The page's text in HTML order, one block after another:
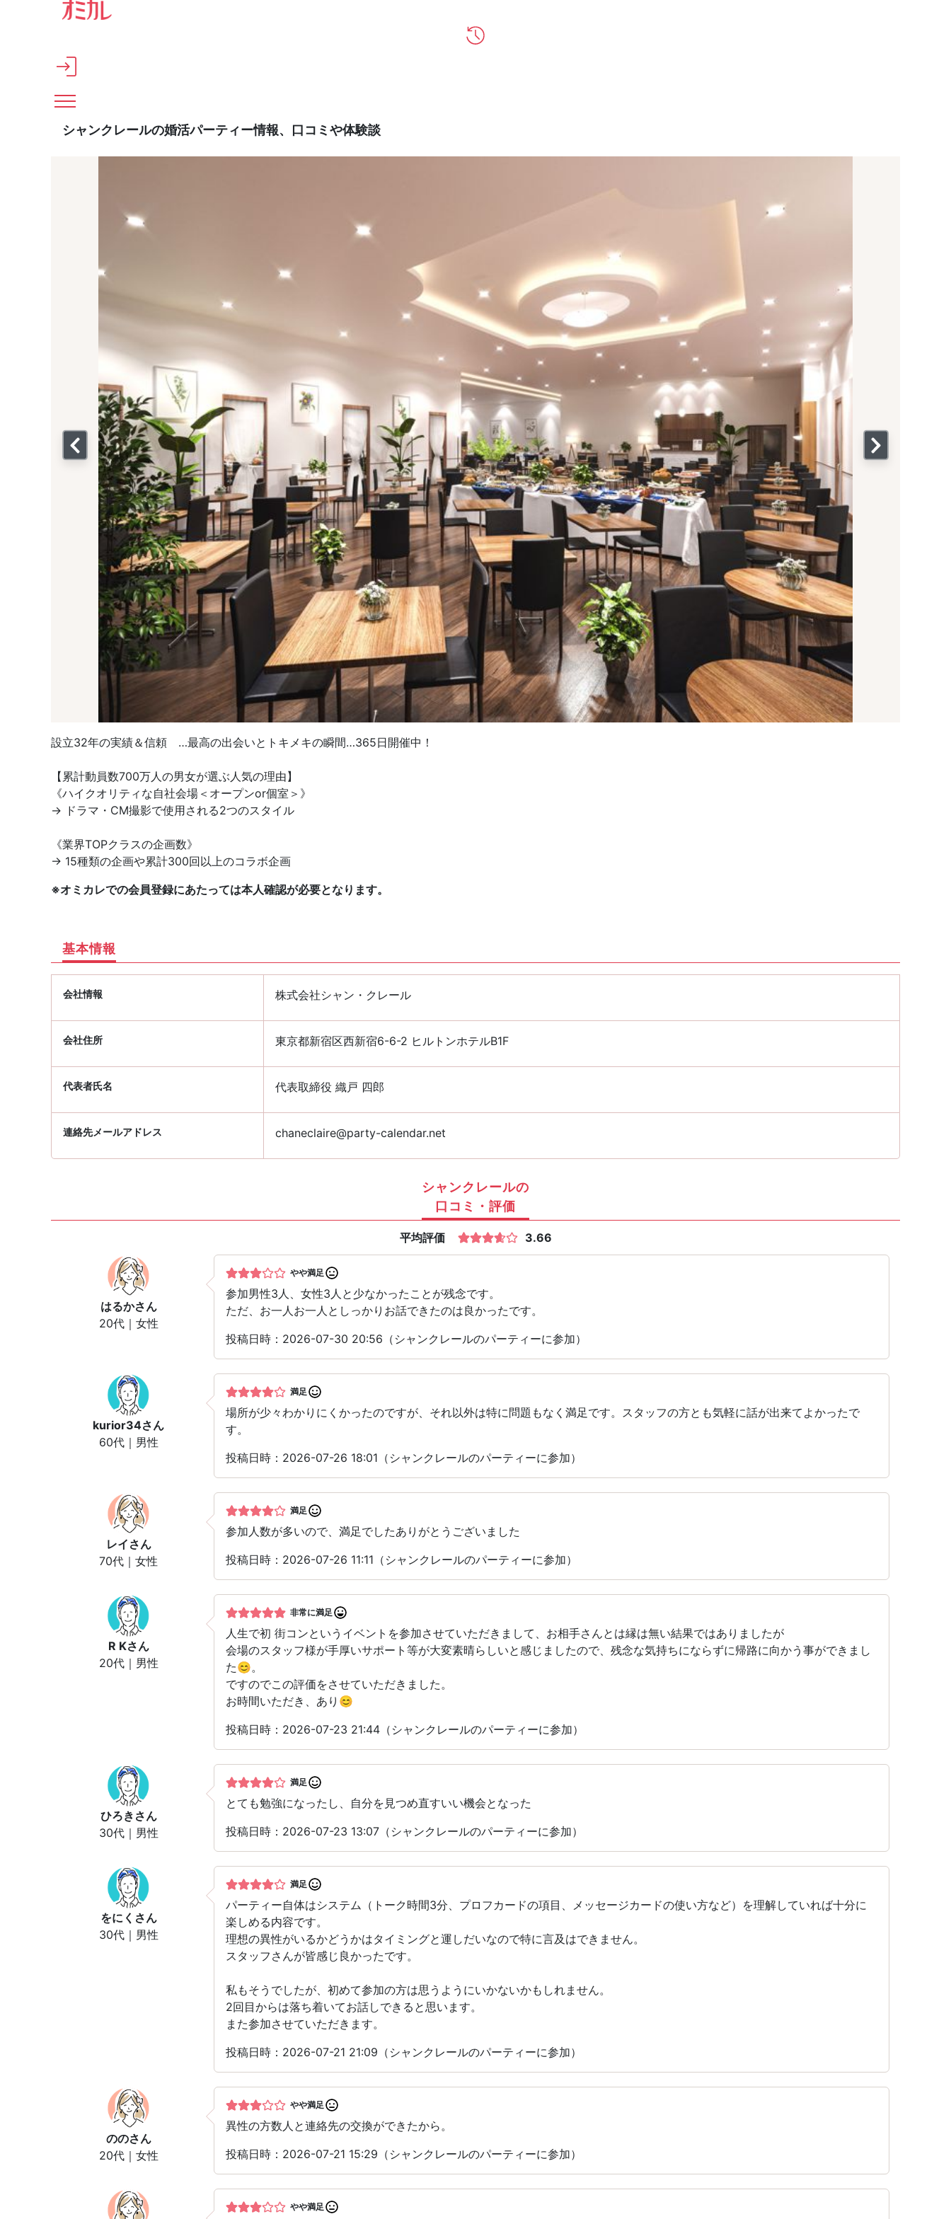
メインコンテンツへスキップ
シャンクレールの婚活パーティー情報、口コミや体験談
設立32年の実績＆信頼 …最高の出会いとトキメキの瞬間…365日開催中！
【累計動員数700万人の男女が選ぶ人気の理由】
《ハイクオリティな自社会場＜オープンor個室＞》
→ ドラマ・CM撮影で使用される2つのスタイル
《業界TOPクラスの企画数》
→ 15種類の企画や累計300回以上のコラボ企画
※オミカレでの会員登録にあたっては本人確認が必要となります。
基本情報
会社情報 株式会社シャン・クレール
会社住所 東京都新宿区西新宿6-6-2 ヒルトンホテルB1F
代表者氏名 代表取締役 織戸 四郎
連絡先メールアドレス chaneclaire@party-calendar.net
シャンクレールの
口コミ・評価
平均評価 3.66
はるかさん
20代｜女性
やや満足
参加男性3人、女性3人と少なかったことが残念です。
ただ、お一人お一人としっかりお話できたのは良かったです。
投稿日時：2026-07-30 20:56（シャンクレールのパーティーに参加）
kurior34さん
60代｜男性
満足
場所が少々わかりにくかったのですが、それ以外は特に問題もなく満足です。スタッフの方とも気軽に話が出来てよかったで
す。
投稿日時：2026-07-26 18:01（シャンクレールのパーティーに参加）
レイ さん
70代｜女性
満足
参加人数が多いので、満足でしたありがとうございました
投稿日時：2026-07-26 11:11（シャンクレールのパーティーに参加）
R Kさん
20代｜男性
非常に満足
人生で初 街コンというイベントを参加させていただきまして、お相手さんとは縁は無い結果ではありましたが
会場のスタッフ様が手厚いサポート等が大変素晴らしいと感じましたので、残念な気持ちにならずに帰路に向かう事ができまし
た😊。
ですのでこの評価をさせていただきました。
お時間いただき、あり😊
投稿日時：2026-07-23 21:44（シャンクレールのパーティーに参加）
ひろき さん
30代｜男性
満足
とても勉強になったし、自分を見つめ直すいい機会となった
投稿日時：2026-07-23 13:07（シャンクレールのパーティーに参加）
をにく さん
30代｜男性
満足
パーティー自体はシステム（トーク時間3分、プロフカードの項目、メッセージカードの使い方など）を理解していれば十分に
楽しめる内容です。
理想の異性がいるかどうかはタイミングと運しだいなので特に言及はできません。
スタッフさんが皆感じ良かったです。
私もそうでしたが、初めて参加の方は思うようにいかないかもしれません。
2回目からは落ち着いてお話しできると思います。
また参加させていただきます。
投稿日時：2026-07-21 21:09（シャンクレールのパーティーに参加）
ののさん
20代｜女性
やや満足
異性の方数人と連絡先の交換ができたから。
投稿日時：2026-07-21 15:29（シャンクレールのパーティーに参加）
やや満足